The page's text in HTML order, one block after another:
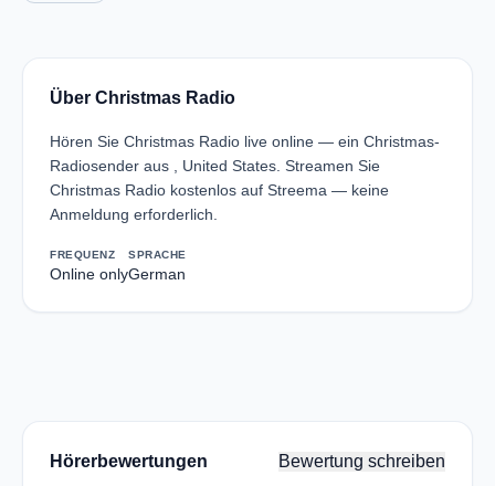
Über Christmas Radio
Hören Sie Christmas Radio live online — ein Christmas-
Radiosender aus , United States. Streamen Sie
Christmas Radio kostenlos auf Streema — keine
Anmeldung erforderlich.
FREQUENZ
Online only
SPRACHE
German
Hörerbewertungen Bewertung schreiben